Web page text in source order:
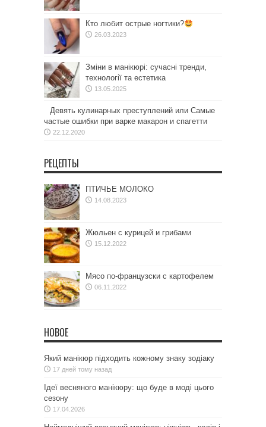
Кто любит острые ногтики?
26.03.2023
Зміни в манікюрі: сучасні тренди,
технології та естетика
13.05.2025
Девять кулинарных преступлений или Самые
частые ошибки при варке макарон и спагетти
22.12.2020
РЕЦЕПТЫ
ПТИЧЬЕ МОЛОКО
14.08.2023
Жюльен с курицей и грибами
15.12.2022
Мясо по-французски с картофелем
06.11.2022
НОВОЕ
Який манікюр підходить кожному знаку зодіаку
17 дней тому назад
Ідеї весняного манікюру: що буде в моді цього
сезону
17.04.2026